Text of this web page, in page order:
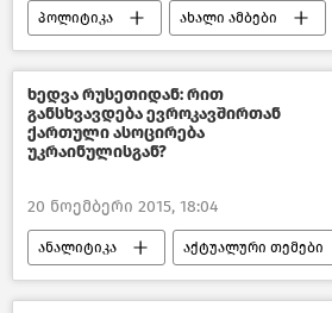
პოლიტიკა ახალი ამბები
საქართველო
ხედვა რუსეთიდან: რით
განსხვავდება ევროკავშირთან
ქართული ასოცირება
უკრაინულისგან?
20 ნოემბერი 2015, 18:04
ანალიტიკა აქტუალური თემები
ახალი ამბები